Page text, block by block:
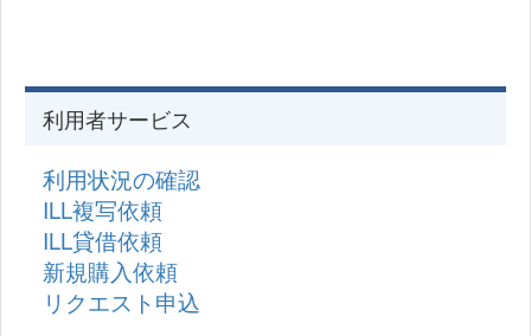
利用者サービス
利用状況の確認
ILL複写依頼
ILL貸借依頼
新規購入依頼
リクエスト申込